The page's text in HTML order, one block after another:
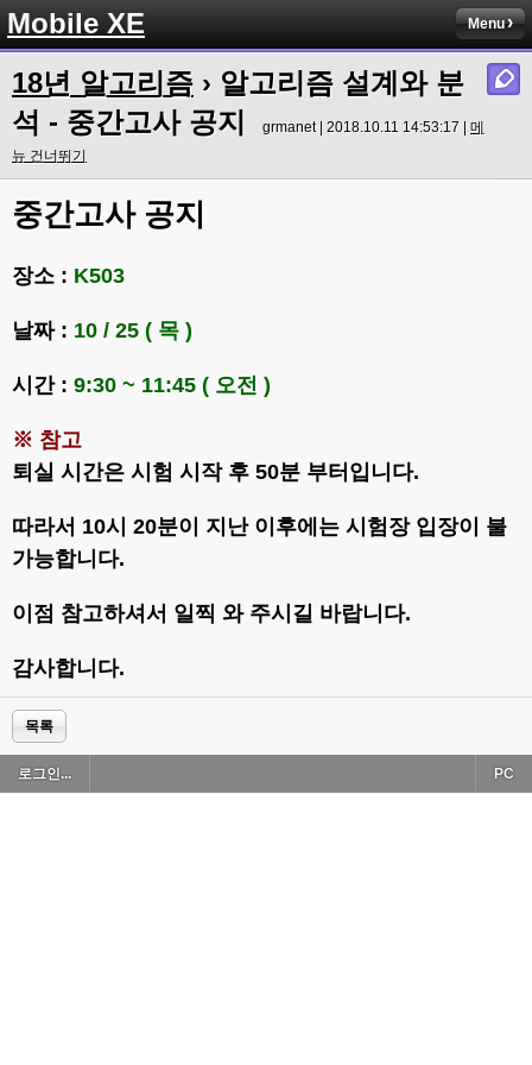
Mobile XE Menu
18년 알고리즘 › 알고리즘 설계와 분
석 - 중간고사 공지
grmanet | 2018.10.11 14:53:17 | 메
뉴 건너뛰기
중간고사 공지
장소 : K503
날짜 : 10 / 25 ( 목 )
시간 : 9:30 ~ 11:45 ( 오전 )
※ 참고
퇴실 시간은 시험 시작 후 50분 부터입니다.
따라서 10시 20분이 지난 이후에는 시험장 입장이 불
가능합니다.
이점 참고하셔서 일찍 와 주시길 바랍니다.
감사합니다.
목록
로그인... PC